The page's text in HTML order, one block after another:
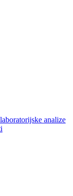
analize